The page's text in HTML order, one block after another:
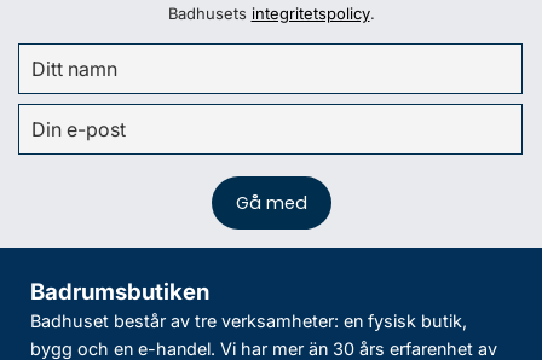
Badhusets integritetspolicy.
Badrumsbutiken
Badhuset består av tre verksamheter: en fysisk butik,
bygg och en e-handel. Vi har mer än 30 års erfarenhet av